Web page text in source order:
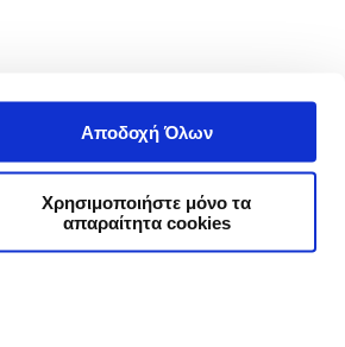
Αποδοχή Όλων
Χρησιμοποιήστε μόνο τα
απαραίτητα cookies